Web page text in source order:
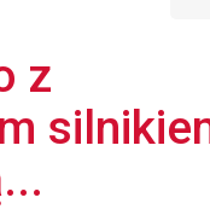
z